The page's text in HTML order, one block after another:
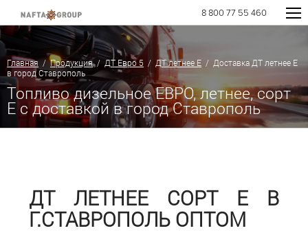
8 800 77 55 460
Главная /Продукция/ ДТ Евро 5 / ДТ летнее Е / Доставка ДТ летнее Е
в город Ставрополь
Топливо дизельное ЕВРО, летнее, сорт
E с доставкой в город Ставрополь
ДТ ЛЕТНЕЕ СОРТ Е В
Г.СТАВРОПОЛЬ ОПТОМ